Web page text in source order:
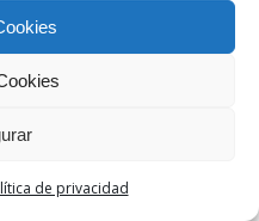
de privacidad